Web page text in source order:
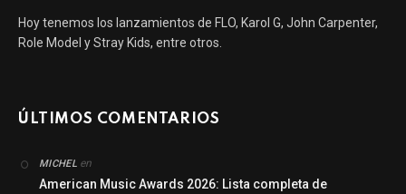
Hoy tenemos los lanzamientos de FLO, Karol G, John Carpenter,
Role Model y Stray Kids, entre otros.
ÚLTIMOS COMENTARIOS
MICHEL en
American Music Awards 2026: Lista completa de